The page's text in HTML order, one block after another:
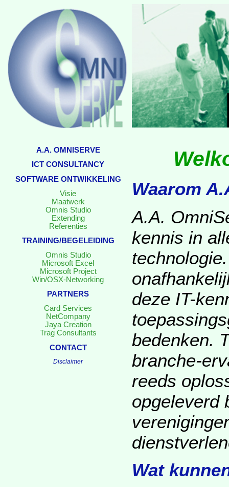
A.A. OMNISERVE
ICT CONSULTANCY
SOFTWARE ONTWIKKELING
Visie
Maatwerk
Omnis Studio
Extending
Referenties
TRAINING/BEGELEIDING
Omnis Studio
Microsoft Excel
Microsoft Project
Win/OSX-Networking
PARTNERS
Card Services
NetCompany
Jaya Creation
Trag Consultants
CONTACT
Disclaimer
Waarom
A.A.
kennis in
deze IT-
bedenken.
branche-
reeds
opgeleverd
Wat